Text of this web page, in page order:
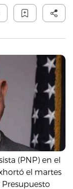
(PNP) en el
el martes